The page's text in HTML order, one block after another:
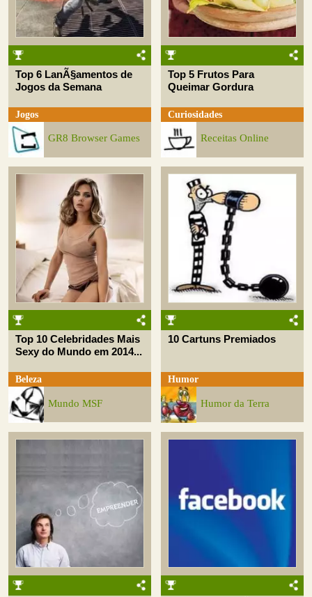
Top 6 LanÃ§amentos de
Jogos da Semana
Jogos
GR8 Browser Games
Top 5 Frutos Para
Queimar Gordura
Curiosidades
Receitas Online
Top 10 Celebridades Mais
Sexy do Mundo em 2014...
Beleza
Mundo MSF
10 Cartuns Premiados
Humor
Humor da Terra